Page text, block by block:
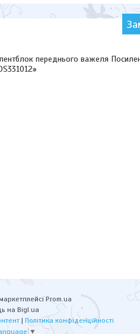
переднього важеля
Prom.ua
на Bigl.ua
| Політика конфіденційності
▼